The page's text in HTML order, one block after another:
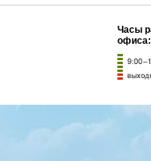
Часы
офиса: